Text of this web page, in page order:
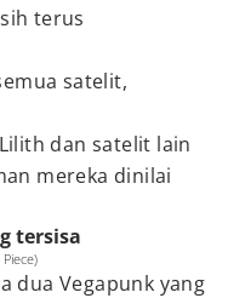
terus
satelit,
dan satelit lain
mereka dinilai
tersisa
dua Vegapunk yang